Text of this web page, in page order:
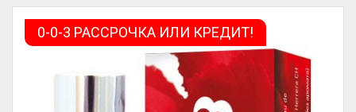
0-0-3 РАССРОЧКА ИЛИ КРЕДИТ!